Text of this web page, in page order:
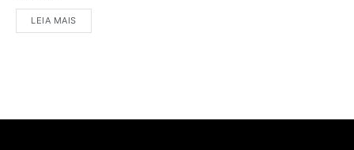
LEIA MAIS